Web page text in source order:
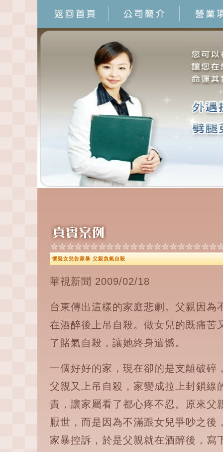
懷疑女兒告家暴 父親負氣自殺
華視新聞 2009/02/18
台東傳出這樣的家庭悲劇。父親因
在酒醉後上吊自殺。做女兒的既痛苦
了賭氣自殺，讓她終身遺憾。
一個好好的家，現在卻的是支離破
父親又上吊自殺，家變成拉上封鎖線
責，讓家屬看了都心疼不忍。原來父
厭世，而是因為不滿跟女兒爭吵之
家暴控訴，於是父親就在酒醉後，